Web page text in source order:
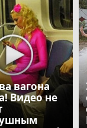
вагона
Видео не